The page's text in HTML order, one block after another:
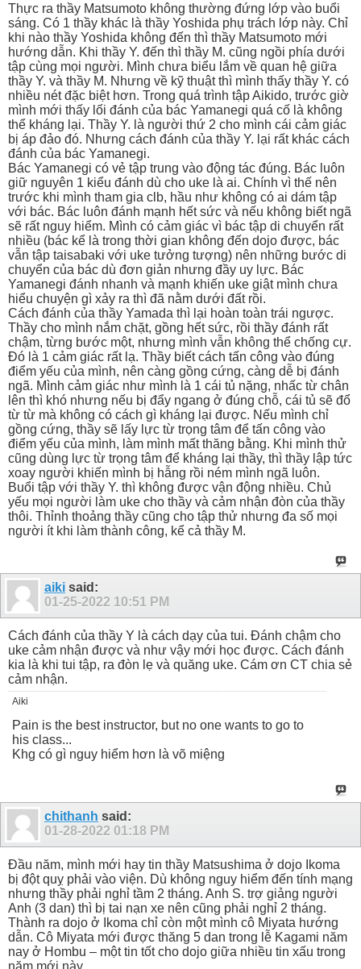
Thực ra thầy Matsumoto không thường đứng lớp vào buổi
sáng. Có 1 thầy khác là thầy Yoshida phụ trách lớp này. Chỉ
khi nào thầy Yoshida không đến thì thầy Matsumoto mới
hướng dẫn. Khi thầy Y. đến thì thầy M. cũng ngồi phía dưới
tập cùng mọi người. Mình chưa biểu lắm về quan hệ giữa
thầy Y. và thầy M. Nhưng về kỹ thuật thì mình thấy thầy Y. có
nhiều nét đặc biệt hơn. Trong quá trình tập Aikido, trước giờ
mình mới thấy lối đánh của bác Yamanegi quá cố là không
thể kháng lại. Thầy Y. là người thứ 2 cho mình cái cảm giác
bị áp đảo đó. Nhưng cách đánh của thầy Y. lại rất khác cách
đánh của bác Yamanegi.
Bác Yamanegi có vẻ tập trung vào động tác đúng. Bác luôn
giữ nguyên 1 kiểu đánh dù cho uke là ai. Chính vì thế nên
trước khi mình tham gia clb, hầu như không có ai dám tập
với bác. Bác luôn đánh mạnh hết sức và nếu không biết ngã
sẽ rất nguy hiểm. Mình có cảm giác vì bác tập di chuyển rất
nhiều (bác kể là trong thời gian không đến dojo được, bác
vẫn tập taisabaki với uke tưởng tượng) nên những bước di
chuyển của bác dù đơn giản nhưng đầy uy lực. Bác
Yamanegi đánh nhanh và mạnh khiến uke giật mình chưa
hiểu chuyện gì xảy ra thì đã nằm dưới đất rồi.
Cách đánh của thầy Yamada thì lại hoàn toàn trái ngược.
Thầy cho mình nắm chặt, gồng hết sức, rồi thầy đánh rất
chậm, từng bước một, nhưng mình vẫn không thể chống cự.
Đó là 1 cảm giác rất lạ. Thầy biết cách tấn công vào đúng
điểm yếu của mình, nên càng gồng cứng, càng dễ bị đánh
ngã. Mình cảm giác như mình là 1 cái tủ nặng, nhấc từ chân
lên thì khó nhưng nếu bị đẩy ngang ở đúng chỗ, cái tủ sẽ đổ
từ từ mà không có cách gì kháng lại được. Nếu mình chỉ
gồng cứng, thầy sẽ lấy lực từ trọng tâm để tấn công vào
điểm yếu của mình, làm mình mất thăng bằng. Khi mình thử
cũng dùng lực từ trọng tâm để kháng lại thầy, thì thầy lập tức
xoay người khiến mình bị hẫng rồi ném mình ngã luôn.
Buổi tập với thầy Y. thì không được vận động nhiều. Chủ
yếu mọi người làm uke cho thầy và cảm nhận đòn của thầy
thôi. Thỉnh thoảng thầy cũng cho tập thử nhưng đa số mọi
người ít khi làm thành công, kể cả thầy M.
aiki said:
01-25-2022 10:51 PM
Cách đánh của thầy Y là cách dạy của tui. Đánh chậm cho
uke cảm nhận được và như vậy mới học được. Cách đánh
kia là khi tui tập, ra đòn lẹ và quăng uke. Cám ơn CT chia sẻ
cảm nhận.
Aiki
Pain is the best instructor, but no one wants to go to
his class...
Khg có gì nguy hiểm hơn là võ miệng
chithanh said:
01-28-2022 01:18 PM
Đầu năm, mình mới hay tin thầy Matsushima ở dojo Ikoma
bị đột quỵ phải vào viện. Dù không nguy hiểm đến tính mạng
nhưng thầy phải nghỉ tầm 2 tháng. Anh S. trợ giảng người
Anh (3 dan) thì bị tai nạn xe nên cũng phải nghỉ 2 tháng.
Thành ra dojo ở Ikoma chỉ còn một mình cô Miyata hướng
dẫn. Cô Miyata mới được thăng 5 dan trong lễ Kagami năm
nay ở Hombu – một tin tốt cho dojo giữa nhiều tin xấu trong